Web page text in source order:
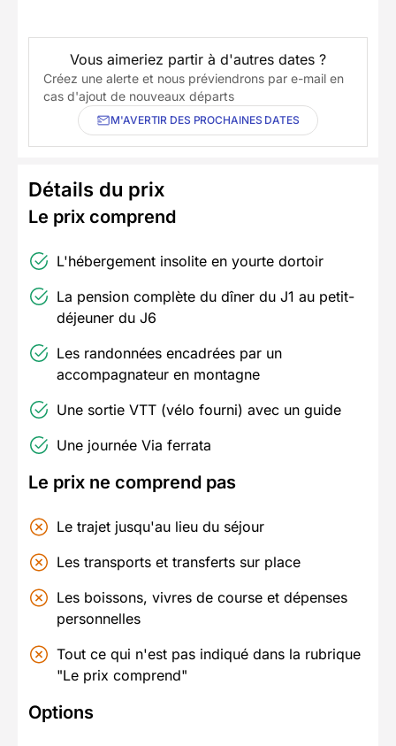
Vous aimeriez partir à d'autres dates ?
Créez une alerte et nous préviendrons par e-mail en
cas d'ajout de nouveaux départs
M'AVERTIR DES PROCHAINES DATES
Détails du prix
Le prix comprend
L'hébergement insolite en yourte dortoir
La pension complète du dîner du J1 au petit-
déjeuner du J6
Les randonnées encadrées par un
accompagnateur en montagne
Une sortie VTT (vélo fourni) avec un guide
Une journée Via ferrata
Le prix ne comprend pas
Le trajet jusqu'au lieu du séjour
Les transports et transferts sur place
Les boissons, vivres de course et dépenses
personnelles
Tout ce qui n'est pas indiqué dans la rubrique
"Le prix comprend"
Options